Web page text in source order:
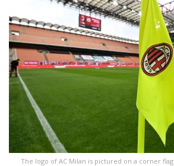
The logo of AC Milan is pictured on a corner